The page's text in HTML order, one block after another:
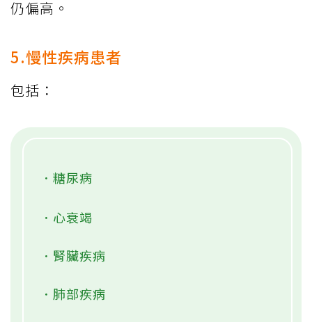
仍偏高。
5.慢性疾病患者
包括：
．糖尿病
．心衰竭
．腎臟疾病
．肺部疾病